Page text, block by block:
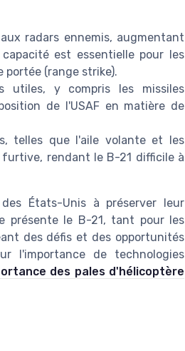
radars ennemis, augmentant
est essentielle pour les
(range strike).
utiles, y compris les missiles
de l'USAF en matière de
telles que l'aile volante et les
rendant le B-21 difficile à
États-Unis à préserver leur
présente le B-21, tant pour les
des défis et des opportunités
l'importance de technologies
des pales d'hélicoptère